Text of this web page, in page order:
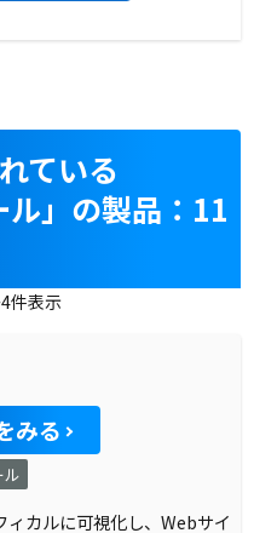
ている
ル」の製品：11
件表示
みる
ル
カルに可視化し、Webサイ